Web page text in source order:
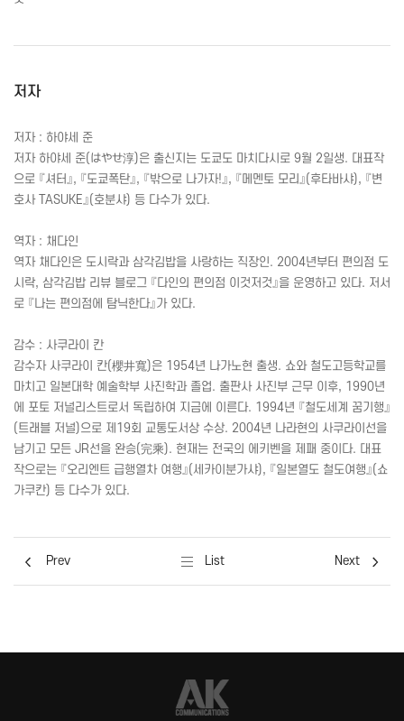
저자
저자 : 하야세 준
저자 하야세 준(はやせ淳)은 출신지는 도쿄도 마치다시로 9월 2일생. 대표작
으로 『셔터』, 『도쿄폭탄』, 『밖으로 나가자!』, 『메멘토 모리』(후타바샤), 『변
호사
TASUKE』(호분샤) 등 다수가 있다.
역자 : 채다인
역자 채다인은 도시락과 삼각김밥을 사랑하는 직장인. 2004년부터 편의점 도
시락, 삼각김밥 리뷰 블로그 『다인의 편의점 이것저것』을 운영하고 있다. 저서
로 『나는 편의점에 탐닉한다』가 있다.
감수 : 사쿠라이 칸
감수자 사쿠라이 칸(櫻井寬)은 1954년 나가노현 출생. 쇼와 철도고등학교를
마치고 일본대학 예술학부 사진학과 졸업. 출판사 사진부 근무 이후, 1990년
에 포토 저널리스트로서 독립하여 지금에 이른다. 1994년 『철도세계 꿈기행』
(트래블 저널)으로 제19회 교통도서상 수상. 2004년 나라현의 사쿠라이선을
남기고 모든 JR선을 완승( 完乘 ). 현재는 전국의 에키벤을 제패 중이다. 대표
작으로는 『오리엔트 급행열차 여행』(세카이분가샤), 『일본열도 철도여행』(쇼
가쿠칸) 등 다수가 있다.
Prev List Next